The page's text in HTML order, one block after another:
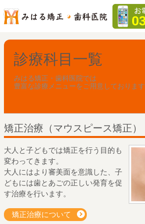
診療科目一覧
みはる矯正・歯科医院では
豊富な診療メニューをご用意しております
矯正治療（マウスピース矯正）
大人と子どもでは矯正を行う目的も
変わってきます。
大人にはより審美面を意識した、子
どもには歯とあごの正しい発育を促
す治療を行います。
矯正治療について